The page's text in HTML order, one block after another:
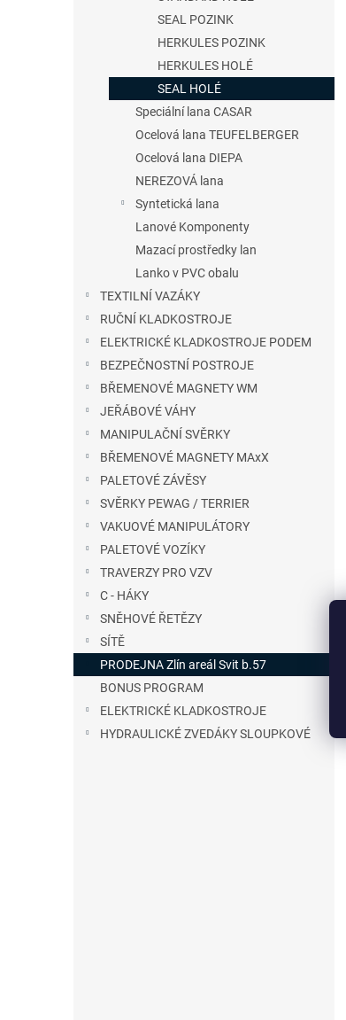
SEAL POZINK
HERKULES POZINK
HERKULES HOLÉ
SEAL HOLÉ
Speciální lana CASAR
Ocelová lana TEUFELBERGER
Ocelová lana DIEPA
NEREZOVÁ lana
Syntetická lana
Lanové Komponenty
Mazací prostředky lan
Lanko v PVC obalu
TEXTILNÍ VAZÁKY
RUČNÍ KLADKOSTROJE
ELEKTRICKÉ KLADKOSTROJE PODEM
BEZPEČNOSTNÍ POSTROJE
BŘEMENOVÉ MAGNETY WM
JEŘÁBOVÉ VÁHY
MANIPULAČNÍ SVĚRKY
BŘEMENOVÉ MAGNETY MAxX
PALETOVÉ ZÁVĚSY
SVĚRKY PEWAG / TERRIER
VAKUOVÉ MANIPULÁTORY
PALETOVÉ VOZÍKY
TRAVERZY PRO VZV
C - HÁKY
SNĚHOVÉ ŘETĚZY
SÍTĚ
PRODEJNA Zlín areál Svit b.57
BONUS PROGRAM
ELEKTRICKÉ KLADKOSTROJE
HYDRAULICKÉ ZVEDÁKY SLOUPKOVÉ